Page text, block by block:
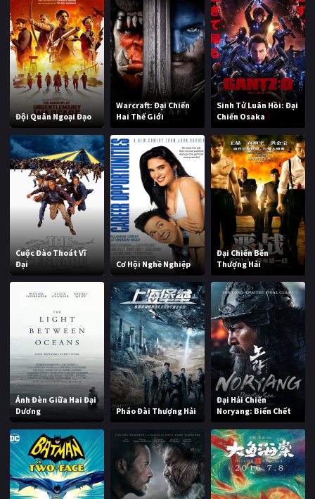
Đội Quân Ngoại Đạo
Warcraft: Đại Chiến
Hai Thế Giới
Sinh Tử Luân Hồi: Đại
Chiến Osaka
Cuộc Đào Thoát Vĩ
Đại
Cơ Hội Nghề Nghiệp
Đại Chiến Bến
Thượng Hải
Ánh Đèn Giữa Hai Đại
Dương
Pháo Đài Thượng Hải
Đại Hải Chiến
Noryang: Biển Chết